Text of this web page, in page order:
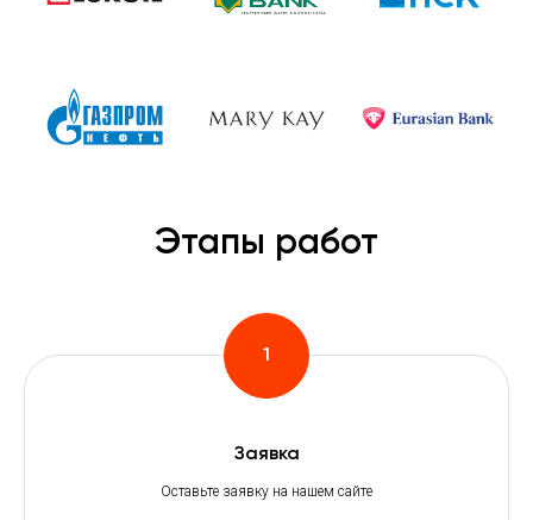
Этапы работ
Заявка
Оставьте заявку на нашем сайте